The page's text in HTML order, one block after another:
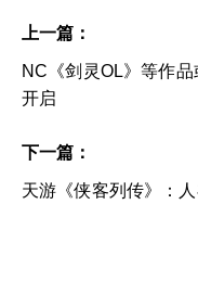
上一篇：
NC《剑灵OL》等作
开启
下一篇：
天游《侠客列传》：